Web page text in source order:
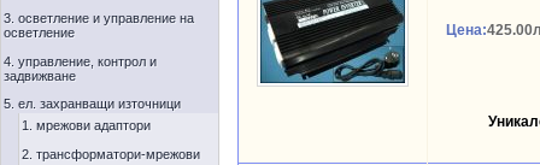
3. осветление и управление на
осветление
4. управление, контрол и
задвижване
5. ел. захранващи източници
1. мрежови адаптори
2. трансформатори-мрежови
Цена: